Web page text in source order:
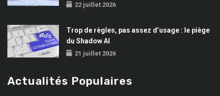
22 juillet 2026
Trop de règles, pas assez d’usage : le piège
du Shadow AI
21 juillet 2026
Actualités Populaires